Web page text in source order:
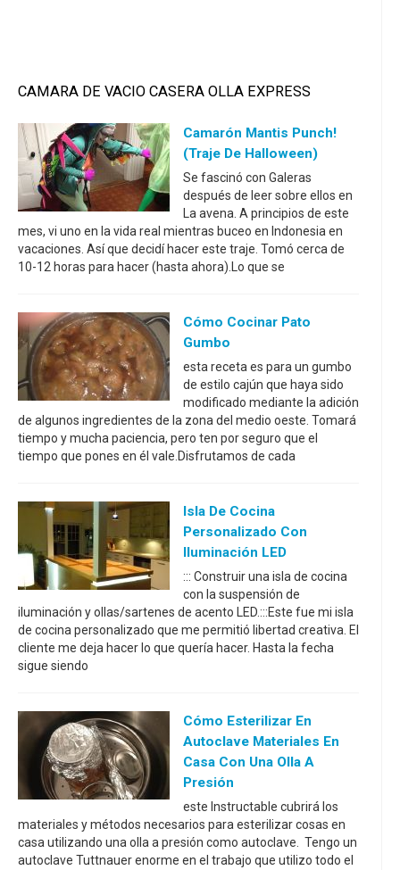
CAMARA DE VACIO CASERA OLLA EXPRESS
Camarón Mantis Punch!
(Traje De Halloween)
Se fascinó con Galeras
después de leer sobre ellos en
La avena. A principios de este
mes, vi uno en la vida real mientras buceo en Indonesia en
vacaciones. Así que decidí hacer este traje. Tomó cerca de
10-12 horas para hacer (hasta ahora).Lo que se
Cómo Cocinar Pato
Gumbo
esta receta es para un gumbo
de estilo cajún que haya sido
modificado mediante la adición
de algunos ingredientes de la zona del medio oeste. Tomará
tiempo y mucha paciencia, pero ten por seguro que el
tiempo que pones en él vale.Disfrutamos de cada
Isla De Cocina
Personalizado Con
Iluminación LED
::: Construir una isla de cocina
con la suspensión de
iluminación y ollas/sartenes de acento LED.:::Este fue mi isla
de cocina personalizado que me permitió libertad creativa. El
cliente me deja hacer lo que quería hacer. Hasta la fecha
sigue siendo
Cómo Esterilizar En
Autoclave Materiales En
Casa Con Una Olla A
Presión
este Instructable cubrirá los
materiales y métodos necesarios para esterilizar cosas en
casa utilizando una olla a presión como autoclave. Tengo un
autoclave Tuttnauer enorme en el trabajo que utilizo todo el